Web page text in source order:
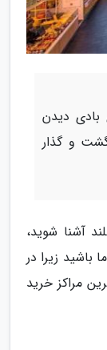
بادی دیدن
و گذار
آشنا شوید،
باشید زیرا در
مراکز خرید